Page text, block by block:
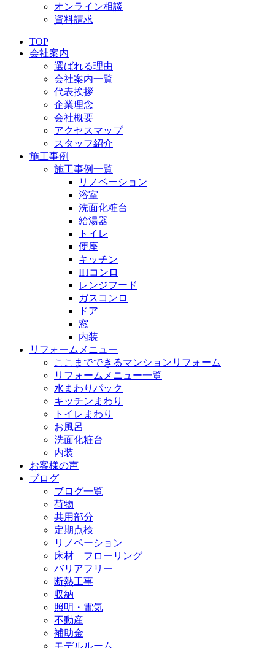
オンライン相談
資料請求
TOP
会社案内
選ばれる理由
会社案内一覧
代表挨拶
企業理念
会社概要
アクセスマップ
スタッフ紹介
施工事例
施工事例一覧
リノベーション
浴室
洗面化粧台
給湯器
トイレ
便座
キッチン
IHコンロ
レンジフード
ガスコンロ
ドア
窓
内装
リフォームメニュー
ここまでできるマンションリフォーム
リフォームメニュー一覧
水まわりパック
キッチンまわり
トイレまわり
お風呂
洗面化粧台
内装
お客様の声
ブログ
ブログ一覧
荷物
共用部分
定期点検
リノベーション
床材 フローリング
バリアフリー
断熱工事
収納
照明・電気
不動産
補助金
モデルルーム